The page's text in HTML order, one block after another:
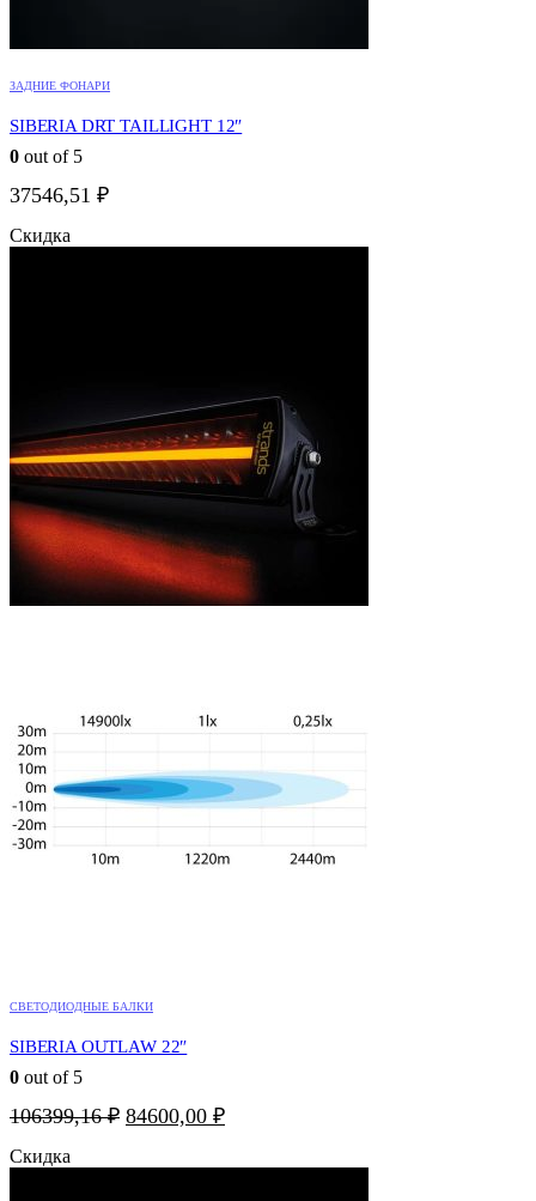
ЗАДНИЕ ФОНАРИ
SIBERIA DRT TAILLIGHT 12″
0 out of 5
37546,51 ₽
Скидка
СВЕТОДИОДНЫЕ БАЛКИ
SIBERIA OUTLAW 22″
0 out of 5
106399,16₽ Первоначальная
84600,00 ₽Текущая
84600,00 ₽.
Скидка